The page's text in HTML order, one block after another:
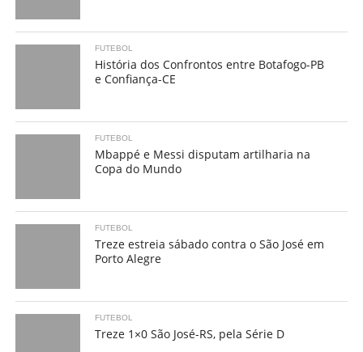
FUTEBOL
História dos Confrontos entre Botafogo-PB
e Confiança-CE
FUTEBOL
Mbappé e Messi disputam artilharia na
Copa do Mundo
FUTEBOL
Treze estreia sábado contra o São José em
Porto Alegre
FUTEBOL
Treze 1×0 São José-RS, pela Série D